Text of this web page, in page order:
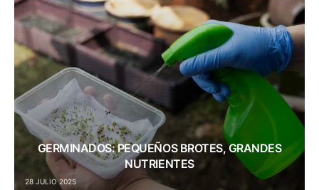
GERMINADOS: PEQUEÑOS BROTES, GRANDES
NUTRIENTES
28 JULIO 2025